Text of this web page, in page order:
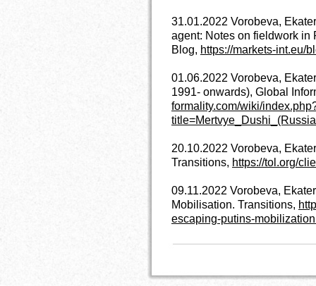
31.01.2022 Vorobeva,
agent: Notes on fieldwork in
Blog, https://markets-int.eu/
01.06.2022 Vorobeva,
1991- onwards), Global
formality.com/wiki/
20.10.2022 Vorobeva,
Transitions, https://tol.org/
09.11.2022 Vorobeva,
Mobilisation. Transitions,
escaping-putins-